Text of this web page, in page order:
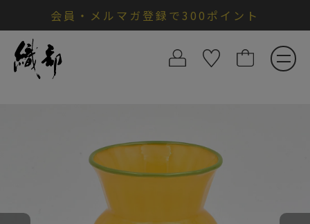
会員・メルマガ登録で300ポイント